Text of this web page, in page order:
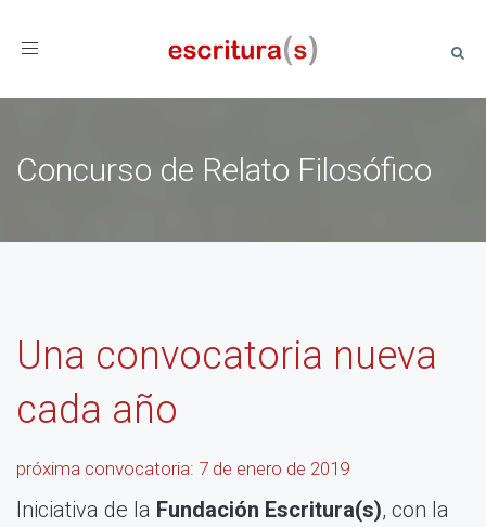
Toggle
Concurso de Relato Filosófico
Una convocatoria nueva
cada año
próxima convocatoria: 7 de enero de 2019
Iniciativa de la Fundación Escritura(s), con la